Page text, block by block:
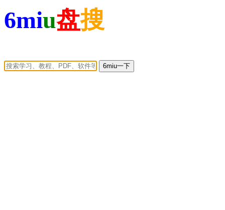
6miu盘搜
6miu一下